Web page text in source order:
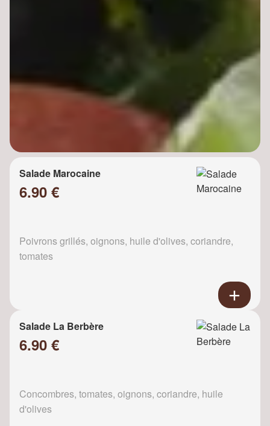
Salade Marocaine
6.90 €
Poivrons grillés, oignons, huile d'olives, coriandre,
tomates
Salade La Berbère
6.90 €
Concombres, tomates, oignons, coriandre, huile
d'olives